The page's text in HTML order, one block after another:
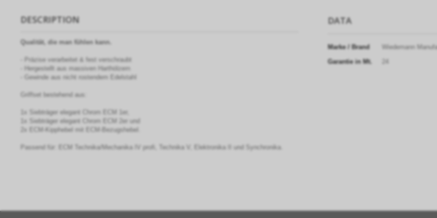
DESCRIPTION
Qualität, die man fühlen kann.
- Präzise verarbeitet & fest verschraubt
- Hergestellt aus massiven Harthölzern
- Gewinde aus nicht rostendem Edelstahl
Griffset bestehend aus:
1x Siebträger elegant Chrom ECM 1er,
1x Siebträger elegant Chrom ECM 2er und
2x ECM-Kipphebel mit ECM-Bezugshebel.
Passend für: ECM Technika/Mechanika IV profi, Technika V, Elektronika II und Synchronika.
DATA
Marke / Brand
Wiedemann
Garantie in Mt.